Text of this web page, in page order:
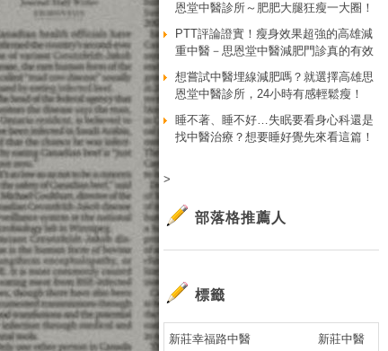
恩堂中醫診所～肥肥大腿狂瘦一大圈！
PTT評論證實！瘦身效果超強的高雄減
重中醫－思恩堂中醫減肥門診真的有效
想嘗試中醫埋線減肥嗎？就選擇高雄思
恩堂中醫診所，24小時有感輕鬆瘦！
睡不著、睡不好…失眠要看身心科還是
找中醫治療？想要睡好覺先來看這篇！
>
部落格推薦人
標籤
新莊幸福路中醫
新莊中醫